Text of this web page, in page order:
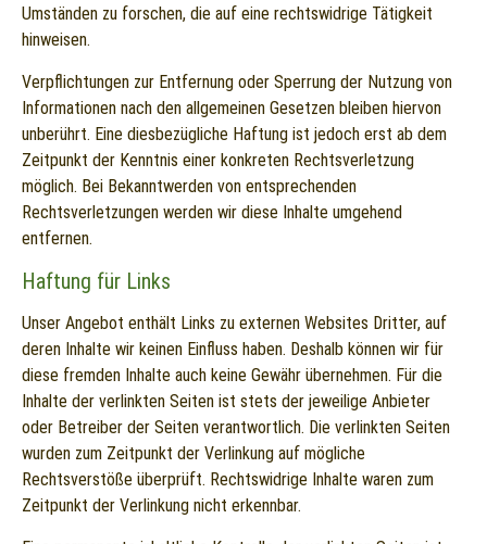
Umständen zu forschen, die auf eine rechtswidrige Tätigkeit
hinweisen.
Verpflichtungen zur Entfernung oder Sperrung der Nutzung von
Informationen nach den allgemeinen Gesetzen bleiben hiervon
unberührt. Eine diesbezügliche Haftung ist jedoch erst ab dem
Zeitpunkt der Kenntnis einer konkreten Rechtsverletzung
möglich. Bei Bekanntwerden von entsprechenden
Rechtsverletzungen werden wir diese Inhalte umgehend
entfernen.
Haftung für Links
Unser Angebot enthält Links zu externen Websites Dritter, auf
deren Inhalte wir keinen Einfluss haben. Deshalb können wir für
diese fremden Inhalte auch keine Gewähr übernehmen. Für die
Inhalte der verlinkten Seiten ist stets der jeweilige Anbieter
oder Betreiber der Seiten verantwortlich. Die verlinkten Seiten
wurden zum Zeitpunkt der Verlinkung auf mögliche
Rechtsverstöße überprüft. Rechtswidrige Inhalte waren zum
Zeitpunkt der Verlinkung nicht erkennbar.